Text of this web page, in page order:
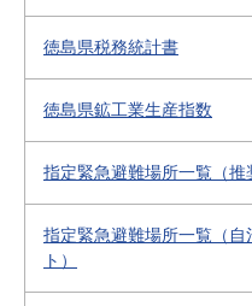
徳島県税務統計書
徳島県鉱工業生産指数
指定緊急避難場所一覧（推
指定緊急避難場所一覧（
ト）